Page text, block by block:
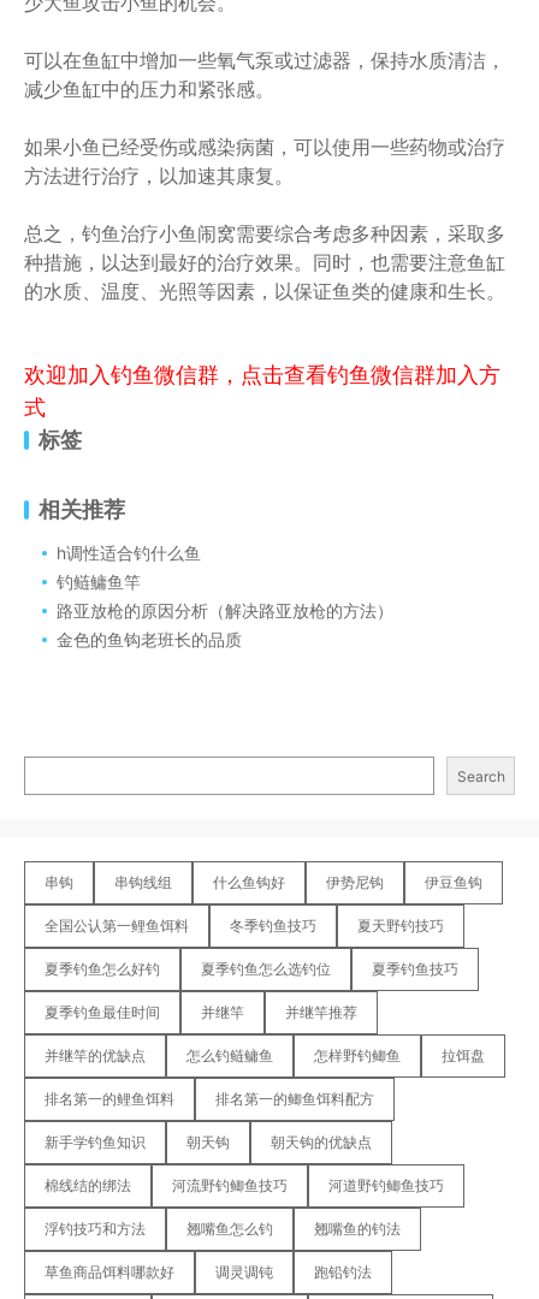
可以在鱼缸中增加一些氧气泵或过滤器，保持水质清洁，
减少鱼缸中的压力和紧张感。
如果小鱼已经受伤或感染病菌，可以使用一些药物或治疗
方法进行治疗，以加速其康复。
总之，钓鱼治疗小鱼闹窝需要综合考虑多种因素，采取多
种措施，以达到最好的治疗效果。同时，也需要注意鱼缸
的水质、温度、光照等因素，以保证鱼类的健康和生长。
欢迎加入钓鱼微信群，点击查看钓鱼微信群加入方
式
标签
相关推荐
h调性适合钓什么鱼
钓鲢鳙鱼竿
路亚放枪的原因分析（解决路亚放枪的方法）
金色的鱼钩老班长的品质
Search
串钩 串钩线组 什么鱼钩好 伊势尼钩 伊豆鱼钩
全国公认第一鲤鱼饵料 冬季钓鱼技巧 夏天野钓技巧
夏季钓鱼怎么好钓 夏季钓鱼怎么选钓位 夏季钓鱼技巧
夏季钓鱼最佳时间 并继竿 并继竿推荐
并继竿的优缺点 怎么钓鲢鳙鱼 怎样野钓鲫鱼 拉饵盘
排名第一的鲤鱼饵料 排名第一的鲫鱼饵料配方
新手学钓鱼知识 朝天钩 朝天钩的优缺点
棉线结的绑法 河流野钓鲫鱼技巧 河道野钓鲫鱼技巧
浮钓技巧和方法 翘嘴鱼怎么钓 翘嘴鱼的钓法
草鱼商品饵料哪款好 调灵调钝 跑铅钓法